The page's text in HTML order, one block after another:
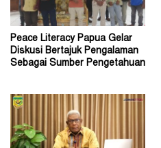
Peace Literacy Papua Gelar
Diskusi Bertajuk Pengalaman
Sebagai Sumber Pengetahuan